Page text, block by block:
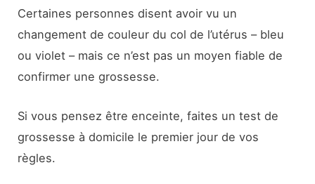
Certaines personnes disent avoir vu un
changement de couleur du col de l’utérus – bleu
ou violet – mais ce n’est pas un moyen fiable de
confirmer une grossesse.
Si vous pensez être enceinte, faites un test de
grossesse à domicile le premier jour de vos
règles.